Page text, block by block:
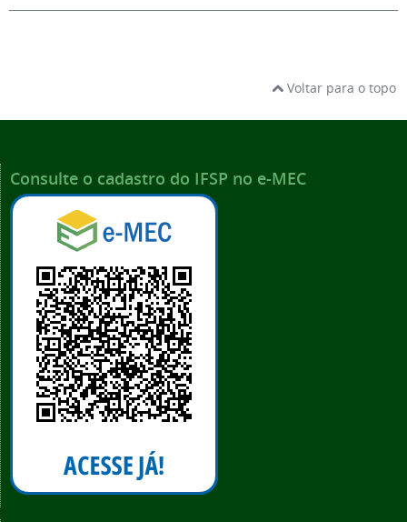
Voltar para o topo
Consulte o cadastro do IFSP no e-MEC